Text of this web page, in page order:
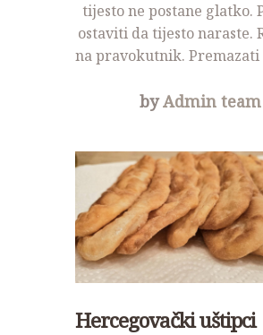
tijesto ne postane glatko.
ostaviti da tijesto naraste.
na pravokutnik.
byAdmin team
Hercegovački uštipci